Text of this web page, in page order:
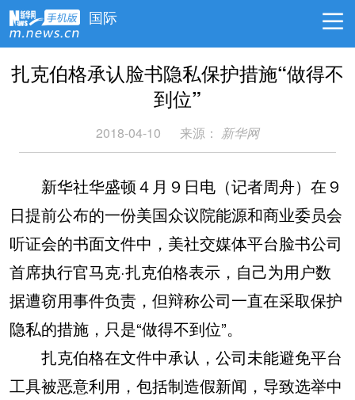
国际
扎克伯格承认脸书隐私保护措施“做得不
到位”
2018-04-10 来源： 新华网
新华社华盛顿４月９日电（记者周舟）在９
日提前公布的一份美国众议院能源和商业委员会
听证会的书面文件中，美社交媒体平台脸书公司
首席执行官马克·扎克伯格表示，自己为用户数
据遭窃用事件负责，但辩称公司一直在采取保护
隐私的措施，只是“做得不到位”。
扎克伯格在文件中承认，公司未能避免平台
工具被恶意利用，包括制造假新闻，导致选举中